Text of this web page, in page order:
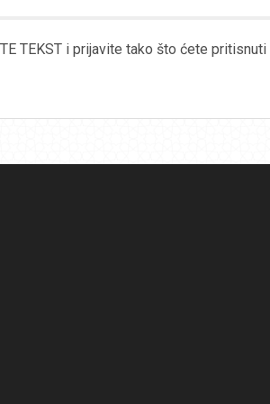
TEKST i prijavite tako što ćete pritisnuti